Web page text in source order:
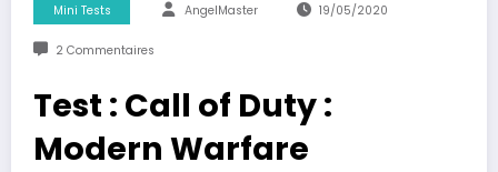
Mini Tests AngelMaster 19/05/2020
2 Commentaires
Test : Call of Duty :
Modern Warfare